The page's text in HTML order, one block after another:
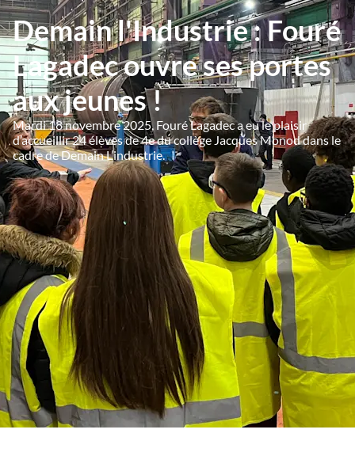
Demain l'Industrie : Fouré
Lagadec ouvre ses portes
aux jeunes !
Mardi 18 novembre 2025, Fouré Lagadec a eu le plaisir
d’accueillir 24 élèves de 4e du collège Jacques Monod dans le
cadre de Demain L’industrie.